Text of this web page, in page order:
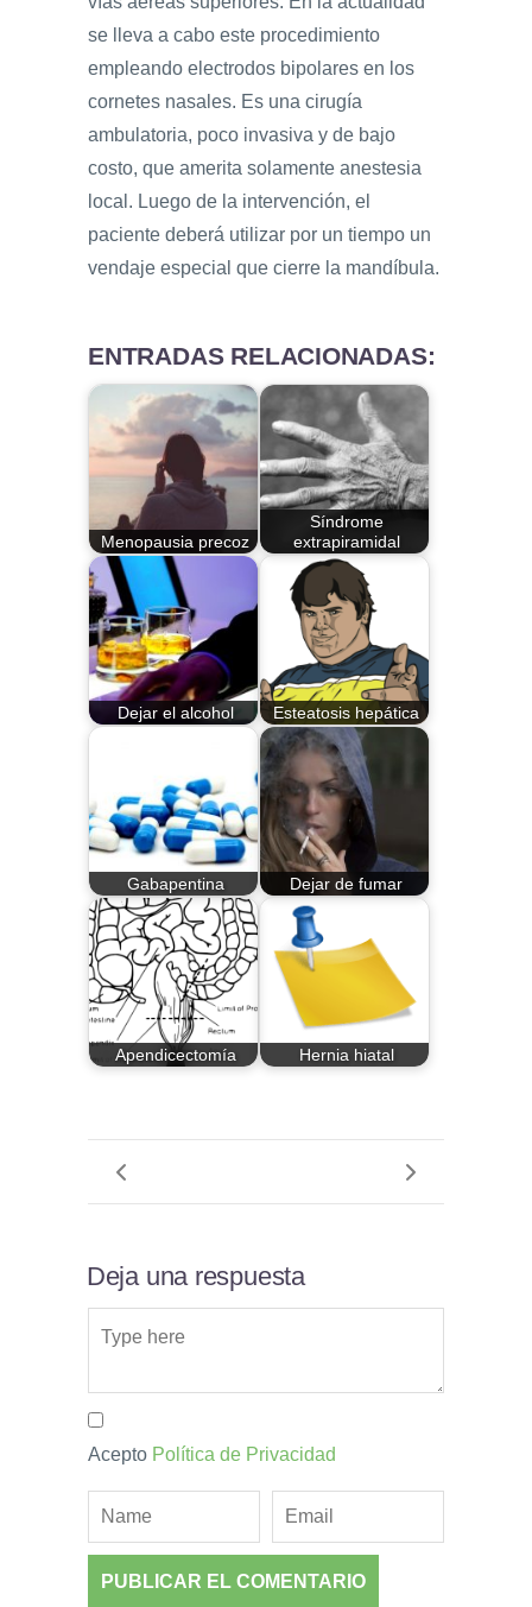
se lleva a cabo este procedimiento
empleando electrodos bipolares en los
cornetes nasales. Es una cirugía
ambulatoria, poco invasiva y de bajo
costo, que amerita solamente anestesia
local. Luego de la intervención, el
paciente deberá utilizar por un tiempo un
vendaje especial que cierre la mandíbula.
ENTRADAS RELACIONADAS:
Menopausia precoz
Síndrome
extrapiramidal
Dejar el alcohol Esteatosis hepática
Gabapentina Dejar de fumar
Apendicectomía Hernia hiatal
Deja una respuesta
Acepto Política de Privacidad